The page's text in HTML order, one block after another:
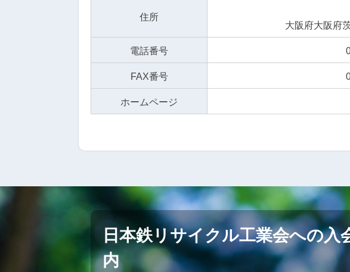
住所
大阪府大阪府
電話番号
FAX番号
ホームページ
日本鉄リサイクル工業会への入
内